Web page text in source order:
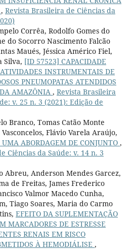
, Revista Brasileira de Ciências da
Corrêa, Rodolfo Gomes do
do Socorro Nascimento Falcão
Maués, Jéssica Américo Fiel,
Silva, [ID 57523] CAPACIDADE
INSTRUMENTAIS DE
PNEUMOPATAS ATENDIDOS
AMAZÔNIA , Revista Brasileira
v. 25 n. 3 (2021): Edição de
Branco, Tomas Catão Monte
Flávio Varela Araújo,
ABORDAGEM DE CONJUNTO ,
Ciências da Saúde: v. 14 n. 3
Abreu, Anderson Mendes Garcez,
de Freitas, James Frederico
Valmor Macedo Cunha,
Tiago Soares, Maria do Carmo
EFEITO DA SUPLEMENTAÇÃO
MARCADORES DE ESTRESSE
RENAIS EM RISCO
À HEMODIÁLISE ,